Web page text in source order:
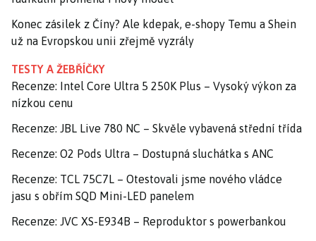
Konec zásilek z Číny? Ale kdepak, e-shopy Temu a Shein
už na Evropskou unii zřejmě vyzrály
TESTY A ŽEBŘÍČKY
Recenze: Intel Core Ultra 5 250K Plus – Vysoký výkon za
nízkou cenu
Recenze: JBL Live 780 NC – Skvěle vybavená střední třída
Recenze: O2 Pods Ultra – Dostupná sluchátka s ANC
Recenze: TCL 75C7L – Otestovali jsme nového vládce
jasu s obřím SQD Mini-LED panelem
Recenze: JVC XS-E934B – Reproduktor s powerbankou